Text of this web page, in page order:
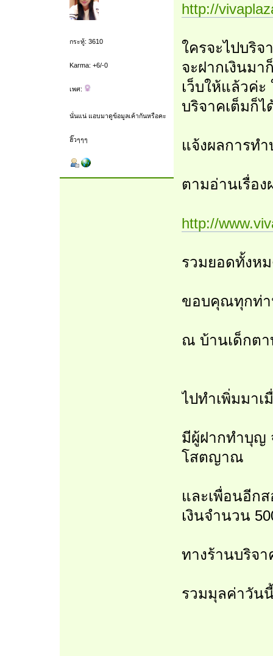
กระทู้: 3610
Karma: +6/-0
เพศ:
นั่นแน่ แอบมาดูข้อมูลเค้ากันหรือคะ
ฮิ๊วๆๆๆ
http://
ใครจะไปบริ
จะฝากเงินมา
เว็บให้แล้วค่
บริจาคเต็มก็ไ
แจ้งผลการท
ตามอ่านเรื่อ
http://
รวมยอดทั้งห
ขอบคุณทุกท่
ณ บ้านเด็กต
ไปทำเพิ่มมาเ
มีผู้ฝากทำบุญ
โสตญาณ
และเพื่อนอีก
เงินจำนวน
ทางร้านบริจ
รวมมุลค่าวัน